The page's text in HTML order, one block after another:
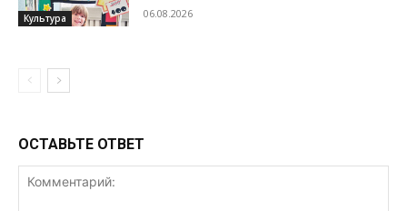
Культура 06.08.2026
ОСТАВЬТЕ ОТВЕТ